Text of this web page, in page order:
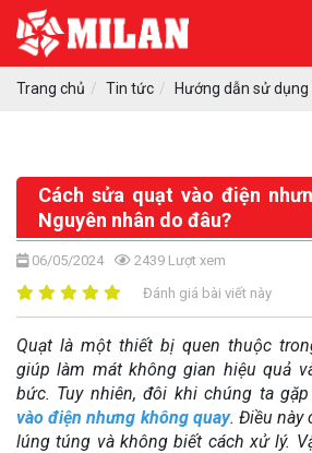
Trang chủ Tin tức Hướng dẫn sử
Cách sửa quạt vào điện
Nguyên nhân do đâu?
06/05/2024 2439 Lượt xem
Đánh giá bài viết này
Quạt là một thiết bị quen thuộc
giúp làm mát không gian hiệu quả
bức. Tuy nhiên, đôi khi chúng ta
vào điện nhưng không quay. Điều này
lúng túng và không biết cách xử lý.